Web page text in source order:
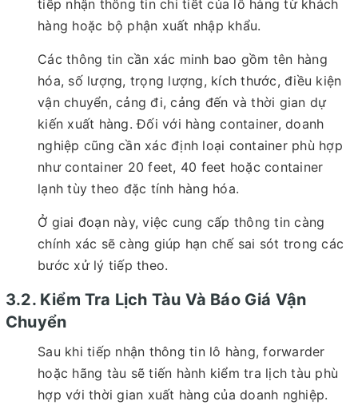
tiếp nhận thông tin chi tiết của lô hàng từ khách
hàng hoặc bộ phận xuất nhập khẩu.
Các thông tin cần xác minh bao gồm tên hàng
hóa, số lượng, trọng lượng, kích thước, điều kiện
vận chuyển, cảng đi, cảng đến và thời gian dự
kiến xuất hàng. Đối với hàng container, doanh
nghiệp cũng cần xác định loại container phù hợp
như container 20 feet, 40 feet hoặc container
lạnh tùy theo đặc tính hàng hóa.
Ở giai đoạn này, việc cung cấp thông tin càng
chính xác sẽ càng giúp hạn chế sai sót trong các
bước xử lý tiếp theo.
3.2. Kiểm Tra Lịch Tàu Và Báo Giá Vận
Chuyển
Sau khi tiếp nhận thông tin lô hàng, forwarder
hoặc hãng tàu sẽ tiến hành kiểm tra lịch tàu phù
hợp với thời gian xuất hàng của doanh nghiệp.